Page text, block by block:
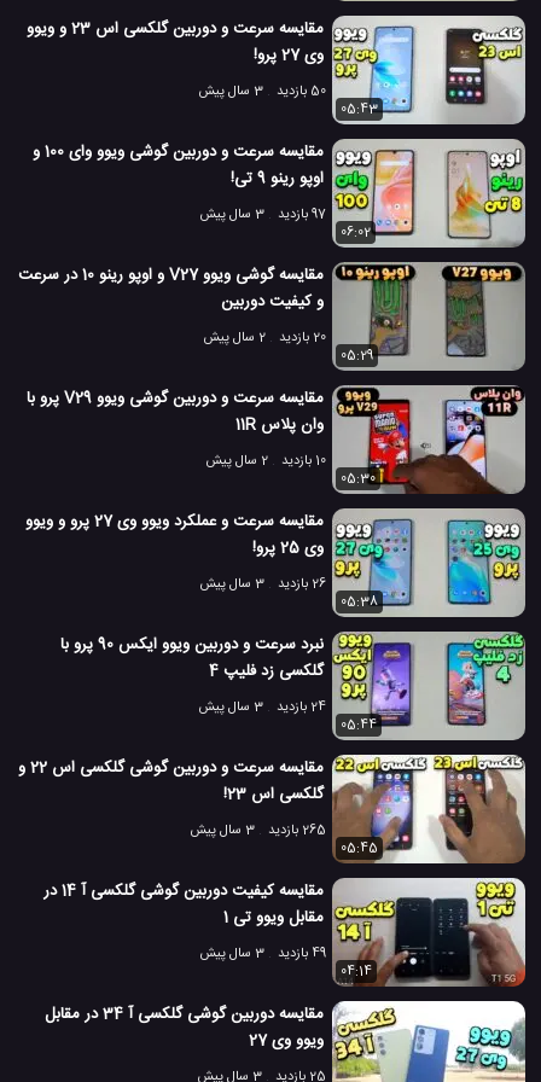
# ویوو S1
3.3 هزار بازدید
7 سال پیش تکنولوژی موبایل
مقایسه سرعت و دوربین گلکسی اس 23 و ویوو
وی 27 پرو!
50 بازدید
3 سال پیش
05:43
مقایسه سرعت و دوربین گوشی ویوو وای 100 و
اوپو رینو 9 تی!
97 بازدید
3 سال پیش
06:02
مقایسه گوشی ویوو V27 و اوپو رینو 10 در سرعت
و کیفیت دوربین
20 بازدید
2 سال پیش
05:29
مقایسه سرعت و دوربین گوشی ویوو V29 پرو با
وان پلاس 11R
10 بازدید
2 سال پیش
05:30
مقایسه سرعت و عملکرد ویوو وی 27 پرو و ویوو
وی 25 پرو!
26 بازدید
3 سال پیش
05:38
نبرد سرعت و دوربین ویوو ایکس 90 پرو با
گلکسی زد فلیپ 4
24 بازدید
3 سال پیش
05:44
مقایسه سرعت و دوربین گوشی گلکسی اس 22 و
گلکسی اس 23!
265 بازدید
3 سال پیش
05:45
مقایسه کیفیت دوربین گوشی گلکسی آ 14 در
مقابل ویوو تی 1
49 بازدید
3 سال پیش
04:14
مقایسه دوربین گوشی گلکسی آ 34 در مقابل
ویوو وی 27
25 بازدید 3 سال پیش